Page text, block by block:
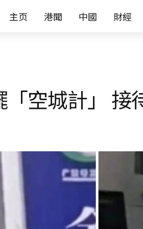
主页 港聞 中國 財經
空城計」 接